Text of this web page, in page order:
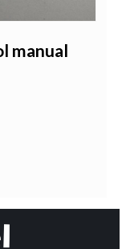
manual